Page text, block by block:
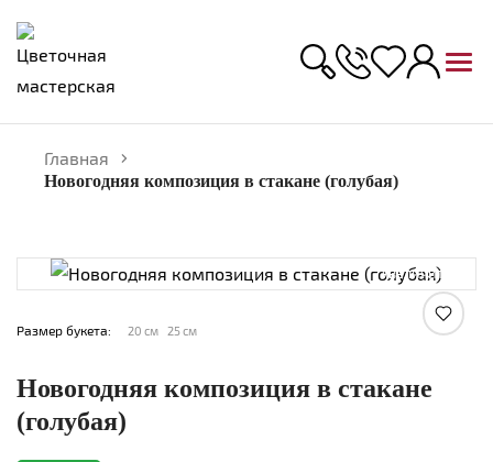
Главная
Новогодняя композиция в стакане (голубая)
Увеличить
Размер букета: 20 см 25 см
Новогодняя композиция в стакане
(голубая)